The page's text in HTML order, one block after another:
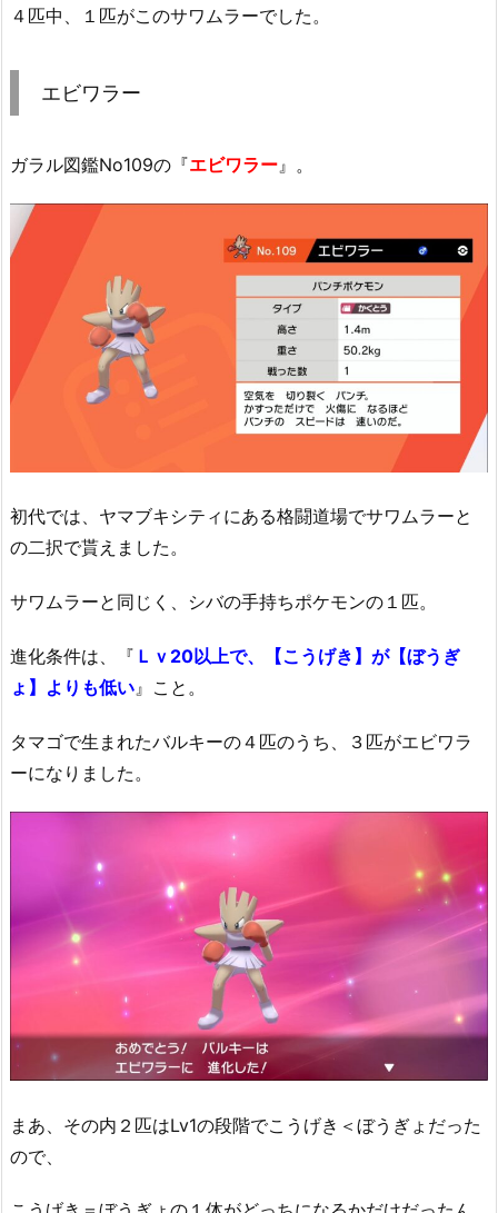
４匹中、１匹がこのサワムラーでした。
エビワラー
ガラル図鑑No109の『エビワラー』。
初代では、ヤマブキシティにある格闘道場でサワムラーと
の二択で貰えました。
サワムラーと同じく、シバの手持ちポケモンの１匹。
進化条件は、『 Ｌｖ20以上で、【こうげき】が【ぼうぎ
ょ】よりも低い』こと。
タマゴで生まれたバルキーの４匹のうち、３匹がエビワラ
ーになりました。
まあ、その内２匹はLv1の段階でこうげき＜ぼうぎょだった
ので、